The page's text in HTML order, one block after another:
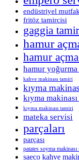
endüstriyel
fritöz tamircisi
gaggia
hamur
hamur
hamur
kahve makinası tamiri
kıyma
kıyma
kıyma makinası tamiri
mateka servisi
parçaları
parçası
patates soyma
saeco kahve